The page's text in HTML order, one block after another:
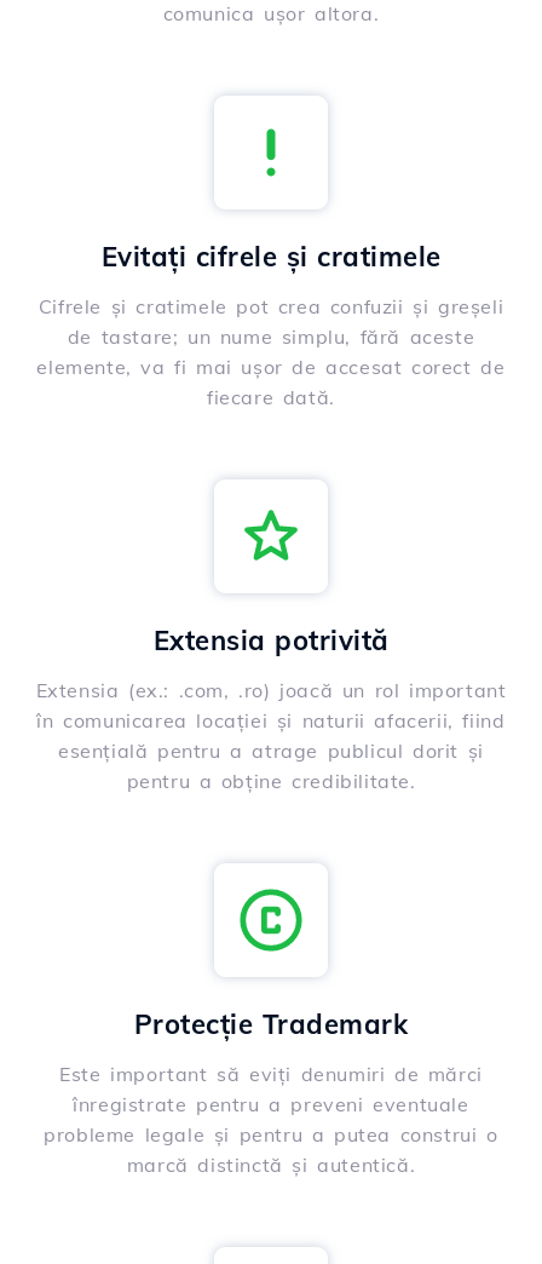
comunica ușor altora.
Evitați cifrele și cratimele
Cifrele și cratimele pot crea confuzii și greșeli
de tastare; un nume simplu, fără aceste
elemente, va fi mai ușor de accesat corect de
fiecare dată.
Extensia potrivită
Extensia (ex.: .com, .ro) joacă un rol important
în comunicarea locației și naturii afacerii, fiind
esențială pentru a atrage publicul dorit și
pentru a obține credibilitate.
Protecție Trademark
Este important să eviți denumiri de mărci
înregistrate pentru a preveni eventuale
probleme legale și pentru a putea construi o
marcă distinctă și autentică.